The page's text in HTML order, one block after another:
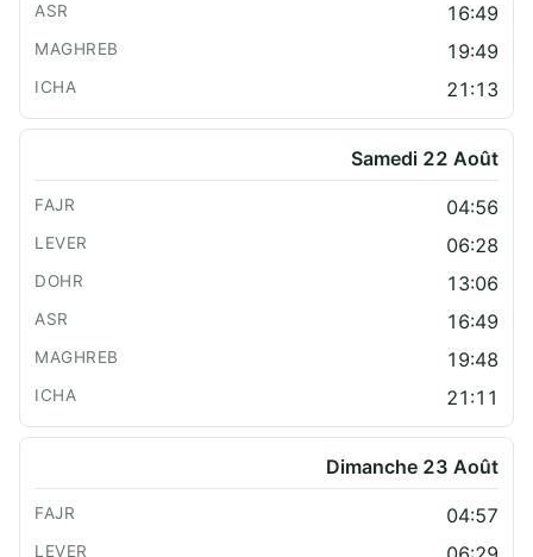
16:49
19:49
21:13
Samedi 22 Août
04:56
06:28
13:06
16:49
19:48
21:11
Dimanche 23 Août
04:57